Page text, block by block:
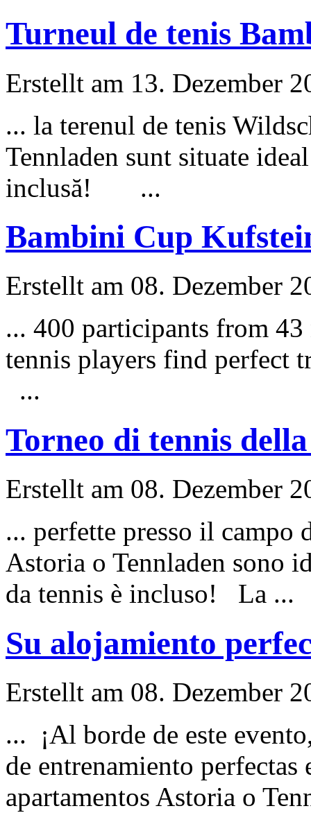
Turneul de tenis
Erstellt am 13. Dezember
... la terenul de tenis
Tennladen sunt situate
inclusă! ...
Bambini Cup
Erstellt am 08. Dezember
... 400 participants from
tennis players find perfect
...
Torneo di tennis
Erstellt am 08. Dezember
... perfette presso il campo
Astoria o Tennladen sono
da tennis è incluso! La ...
Su alojamiento
Erstellt am 08. Dezember
... ¡Al borde de este
de entrenamiento
apartamentos Astoria o